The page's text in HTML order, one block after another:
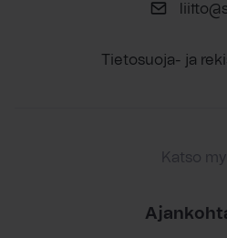
Tietosuoja- ja
Katso